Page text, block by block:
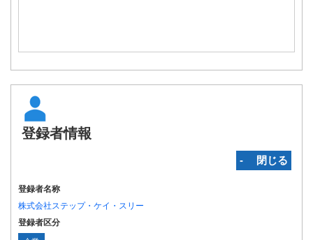
登録者情報
‐ 閉じる
登録者名称
株式会社ステップ・ケイ・スリー
登録者区分